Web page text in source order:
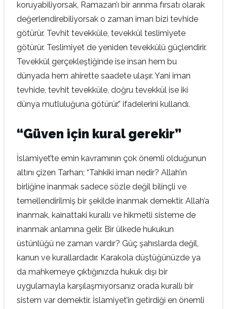
koruyabiliyorsak, Ramazan’ı bir arınma fırsatı olarak
değerlendirebiliyorsak o zaman iman bizi tevhide
götürür. Tevhit tevekküle, tevekkül teslimiyete
götürür. Teslimiyet de yeniden tevekkülü güçlendirir.
Tevekkül gerçekleştiğinde ise insan hem bu
dünyada hem ahirette saadete ulaşır. Yani iman
tevhide, tevhit tevekküle, doğru tevekkül ise iki
dünya mutluluğuna götürür.” ifadelerini kullandı.
“Güven için kural gerekir”
İslamiyet’te emin kavramının çok önemli olduğunun
altını çizen Tarhan; “Tahkiki iman nedir? Allah’ın
birliğine inanmak sadece sözle değil bilinçli ve
temellendirilmiş bir şekilde inanmak demektir. Allah’a
inanmak, kainattaki kurallı ve hikmetli sisteme de
inanmak anlamına gelir. Bir ülkede hukukun
üstünlüğü ne zaman vardır? Güç şahıslarda değil,
kanun ve kurallardadır. Karakola düştüğünüzde ya
da mahkemeye çıktığınızda hukuk dışı bir
uygulamayla karşılaşmıyorsanız orada kurallı bir
sistem var demektir. İslamiyet’in getirdiği en önemli